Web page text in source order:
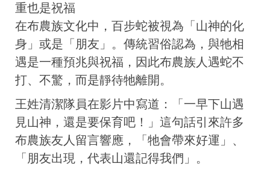
重也是祝福
在布農族文化中，百步蛇被視為「山神的化
身」或是「朋友」。傳統習俗認為，與牠相
遇是一種預兆與祝福，因此布農族人遇蛇不
打、不驚，而是靜待牠離開。
王姓清潔隊員在影片中寫道：「一早下山遇
見山神，還是要保育吧！」這句話引來許多
布農族友人留言響應，「牠會帶來好運」、
「朋友出現，代表山還記得我們」。